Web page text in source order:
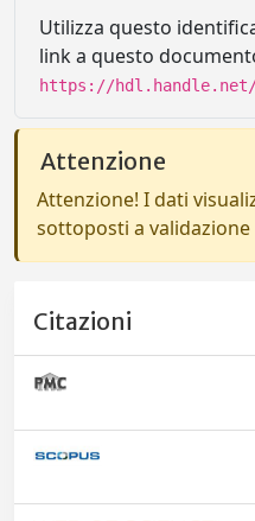
Utilizza questo
link a questo
https://hdl.handle.net/
Attenzione
Attenzione! I dati
sottoposti a
Citazioni